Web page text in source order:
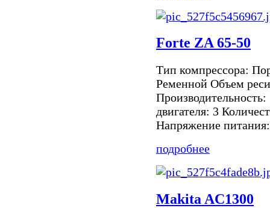
Forte ZA 65-50
Тип компрессора:
Ременной Объем
двигателя: 3
Напряжение
подробнее
Makita AC1300